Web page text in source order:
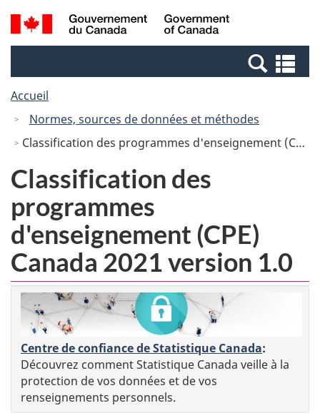
Passer
au
Passer
à
Canada
Recherche
et
et
Accueil
Normes, sources de données et méthodes
Classification des programmes d'enseignement (CPE) Canada 2021 version 1.0
Classification des
programmes
d'enseignement (CPE)
Canada 2021 version 1.0
Centre de confiance de Statistique Canada:
Découvrez comment Statistique Canada veille à la
protection de vos données et de vos
renseignements personnels.